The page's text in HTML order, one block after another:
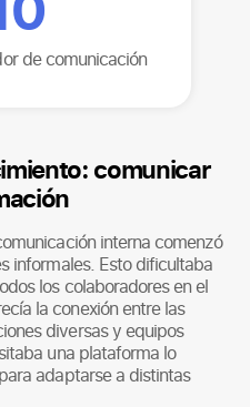
de comunicación
comunicar
interna comenzó
informales. Esto dificultaba
los colaboradores en el
la conexión entre las
diversas y equipos
una plataforma lo
adaptarse a distintas